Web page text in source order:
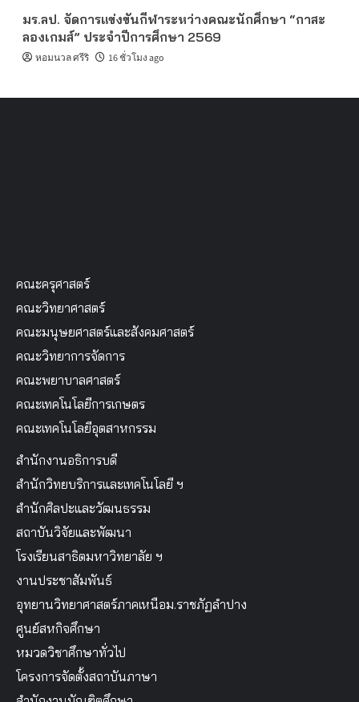
มร.ลป. จัดการแข่งขันกีฬาระหว่างคณะนักศึกษา “กาสะ
ลองเกมส์” ประจำปีการศึกษา 2569
หอมนวล ศรีริ 16 ชั่วโมง ago
คณะครุศาสตร์
คณะวิทยาศาสตร์
คณะมนุษยศาสตร์และสังคมศาสตร์
คณะวิทยาการจัดการ
คณะพยาบาลศาสตร์
คณะเทคโนโลยีการเกษตร
คณะเทคโนโลยีอุตสาหกรรม
สำนักงานอธิการบดี
สำนักวิทยบริการและเทคโนโลยี ฯ
สำนักศิลปะและวัฒนธรรม
สถาบันวิจัยและพัฒนา
โรงเรียนสาธิตมหาวิทยาลัย ฯ
งานประชาสัมพันธ์
อุทยานวิทยาศาสตร์ภาคเหนือม.ราชภัฏลำปาง
ศูนย์สหกิจศึกษา
หมวดวิชาศึกษาทั่วไป
โครงการจัดตั้งสถาบันภาษา